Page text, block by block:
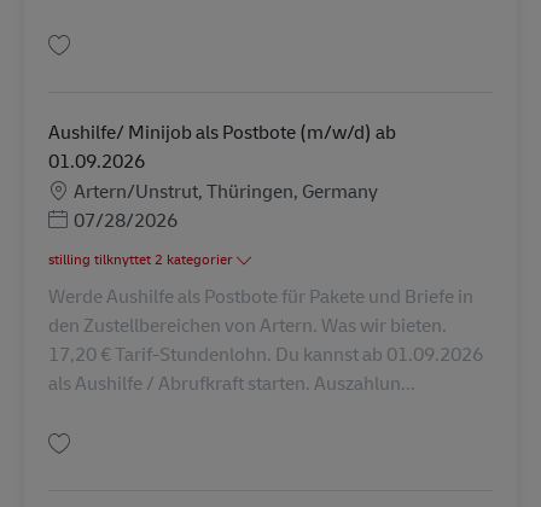
Aushilfe/ Minijob als Postbote (m/w/d) ab
01.09.2026
Lokation
Artern/Unstrut, Thüringen, Germany
Posted Date
07/28/2026
stilling tilknyttet 2 kategorier
Werde Aushilfe als Postbote für Pakete und Briefe in
den Zustellbereichen von Artern. Was wir bieten.
17,20 € Tarif-Stundenlohn. Du kannst ab 01.09.2026
als Aushilfe / Abrufkraft starten. Auszahlun...